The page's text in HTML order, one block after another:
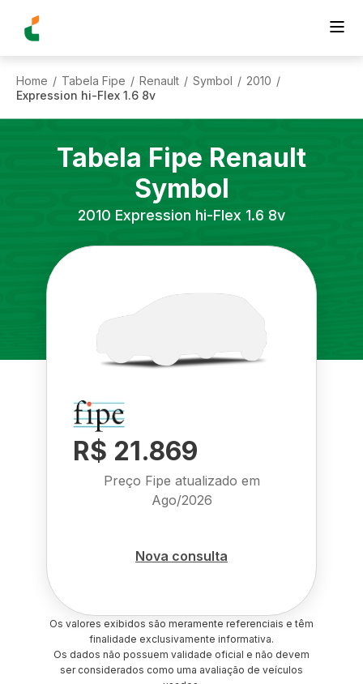
Home / Tabela Fipe / Renault / Symbol / 2010 /
Expression hi-Flex 1.6 8v
Tabela Fipe Renault
Symbol
2010 Expression hi-Flex 1.6 8v
R$ 21.869
Preço Fipe atualizado em
Ago/2026
Nova consulta
Os valores exibidos são meramente referenciais e têm
finalidade exclusivamente informativa.
Os dados não possuem validade oficial e não devem
ser considerados como uma avaliação de veículos